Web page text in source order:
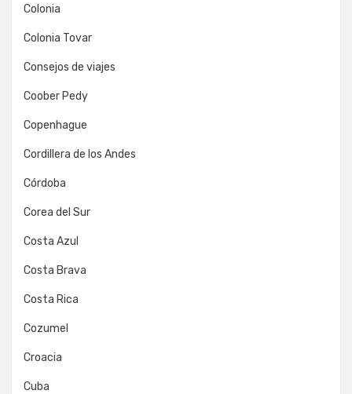
Colonia
Colonia Tovar
Consejos de viajes
Coober Pedy
Copenhague
Cordillera de los Andes
Córdoba
Corea del Sur
Costa Azul
Costa Brava
Costa Rica
Cozumel
Croacia
Cuba